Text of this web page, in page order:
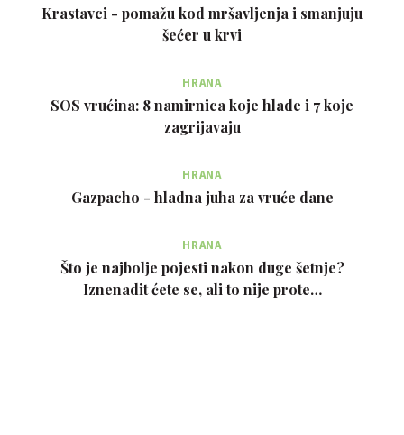
Krastavci - pomažu kod mršavljenja i smanjuju
šećer u krvi
HRANA
SOS vrućina: 8 namirnica koje hlade i 7 koje
zagrijavaju
HRANA
Gazpacho - hladna juha za vruće dane
HRANA
Što je najbolje pojesti nakon duge šetnje?
Iznenadit ćete se, ali to nije prote…